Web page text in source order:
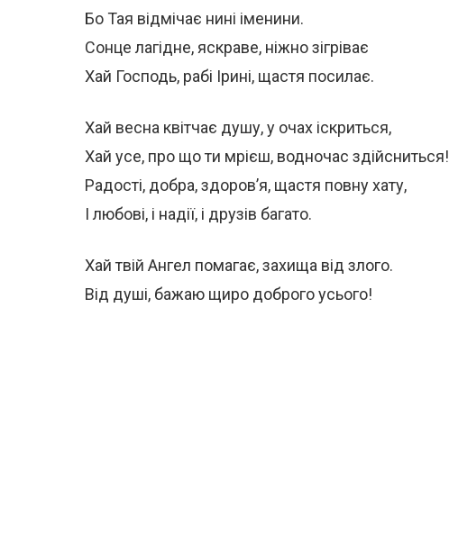
Бо Тая відмічає нині іменини.
Сонце лагідне, яскраве, ніжно зігріває
Хай Господь, рабі Ірині, щастя посилає.
Хай весна квітчає душу, у очах іскриться,
Хай усе, про що ти мрієш, водночас здійсниться!
Радості, добра, здоров’я, щастя повну хату,
І любові, і надії, і друзів багато.
Хай твій Ангел помагає, захища від злого.
Від душі, бажаю щиро доброго усього!